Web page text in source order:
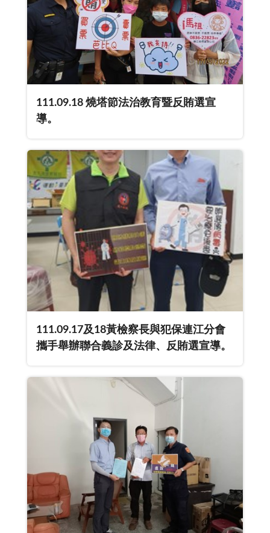
111.09.18 燒塔節法治教育暨反賄選宣
導。
111.09.17及18黃檢察長與犯保連江分會
攜手舉辦聯合義診及法律、反賄選宣導。